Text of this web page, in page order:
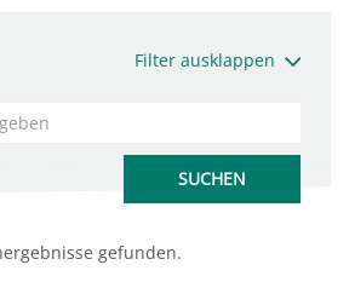
Filter ausklappen
gefunden.